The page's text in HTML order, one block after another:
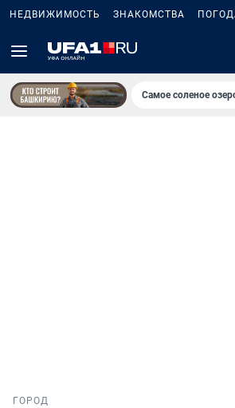
НЕДВИЖИМОСТЬ ЗНАКОМСТВА
Самое соленое
ГОРОД